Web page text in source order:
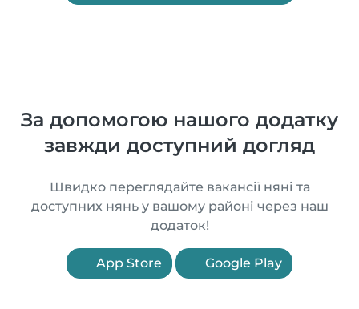
За допомогою нашого додатку
завжди доступний догляд
Швидко переглядайте вакансії няні та
доступних нянь у вашому районі через наш
додаток!
App Store Google Play